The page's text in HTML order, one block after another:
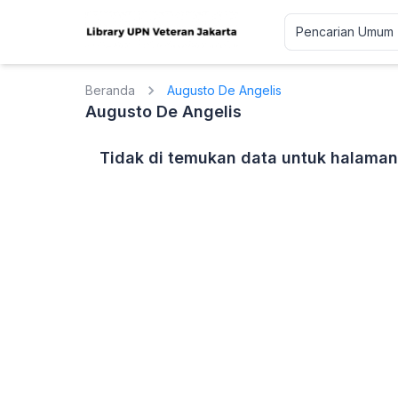
Beranda Augusto De Angelis
Augusto De Angelis
Tidak di temukan data untuk